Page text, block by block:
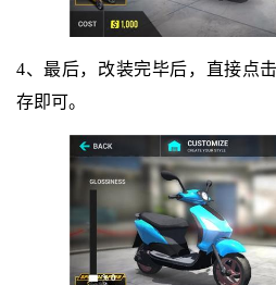
4、最后，改装完毕后，直接点
存即可。